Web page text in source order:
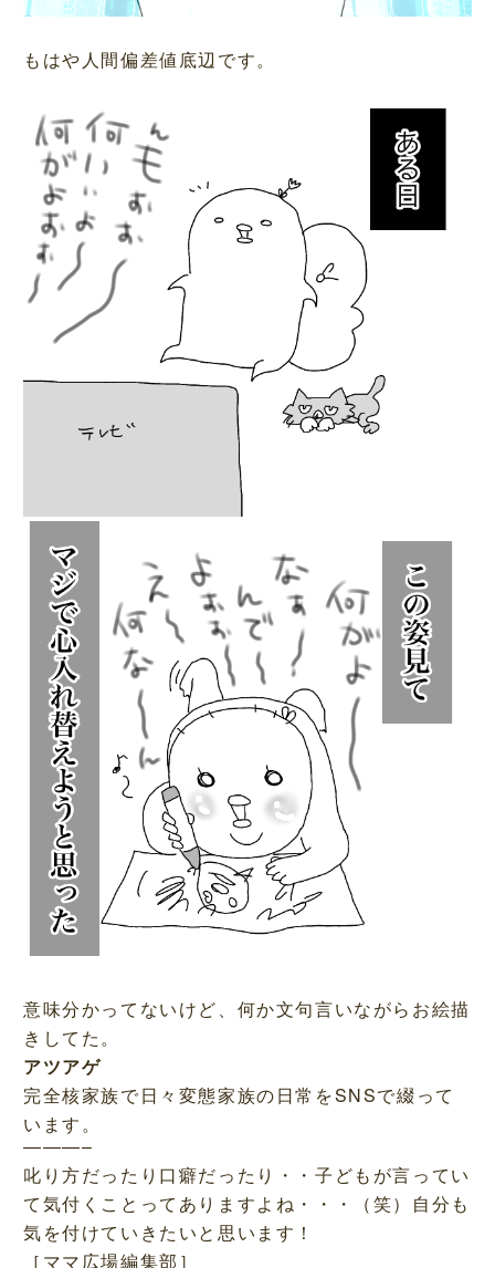
もはや人間偏差値底辺です。
意味分かってないけど、何か文句言いながらお絵描
きしてた。
アツアゲ
完全核家族で日々変態家族の日常をSNSで綴って
います。
———–
叱り方だったり口癖だったり・・子どもが言ってい
て気付くことってありますよね・・・（笑）自分も
気を付けていきたいと思います！
［ママ広場編集部］